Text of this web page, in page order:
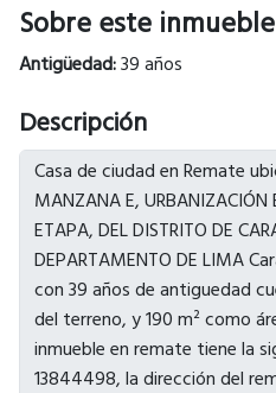
Sobre este inmueble
Antigüedad:39 años
Descripción